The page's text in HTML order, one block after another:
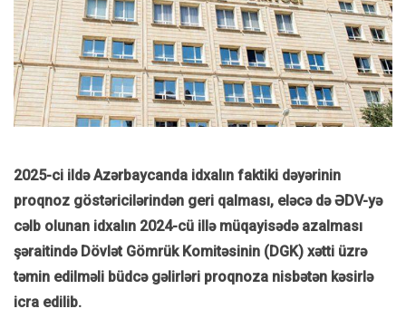
2025-ci ildə Azərbaycanda idxalın faktiki dəyərinin
proqnoz göstəricilərindən geri qalması, eləcə də ƏDV-yə
cəlb olunan idxalın 2024-cü illə müqayisədə azalması
şəraitində Dövlət Gömrük Komitəsinin (DGK) xətti üzrə
təmin edilməli büdcə gəlirləri proqnoza nisbətən kəsirlə
icra edilib.